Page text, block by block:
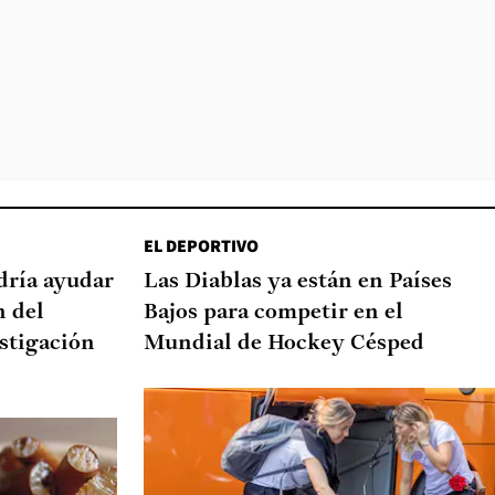
ayudar
del
EL DEPORTIVO
Las Diablas ya están en Países
Bajos para competir en el
Mundial de Hockey Césped